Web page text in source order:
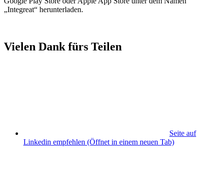
„Integreat“ herunterladen.
Vielen Dank fürs Teilen
Seite auf
Linkedin empfehlen (Öffnet in einem neuen Tab)